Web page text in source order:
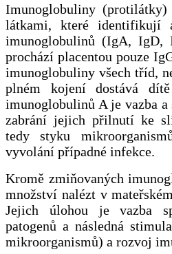
Imunoglobuliny
látkami, které identifikují
imunoglobulinů (IgA, IgD,
prochází placentou pouze
imunoglobuliny všech tříd,
plném kojení dostává
imunoglobulinů A je vazba
zabrání jejich přilnutí ke
tedy styku
vyvolání případné infekce.
Kromě zmiňovaných
množství nalézt v
Jejich úlohou je vazba
patogenů a následná
mikroorganismů) a rozvoj